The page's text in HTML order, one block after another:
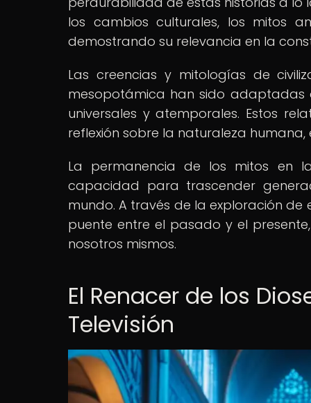
los cambios culturales, los mitos
demostrando su relevancia en la
Las creencias y mitologías de
mesopotámica han sido adaptadas
universales y atemporales. Estos
reflexión sobre la naturaleza
La permanencia de los mitos en
capacidad para trascender
mundo. A través de la exploración de
puente entre el pasado y el
nosotros mismos.
El Renacer de los
Televisión